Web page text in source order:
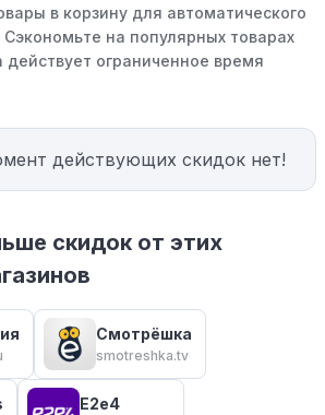
в корзину для автоматического
на популярных товарах
действует ограниченное время
действующих скидок нет!
скидок от этих
Смотрёшка
smotreshka.tv
E2e4